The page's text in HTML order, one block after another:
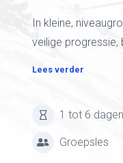
In kleine,
veilige
Lees verder
1 tot 6 dagen
Groepsles